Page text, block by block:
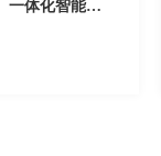
嘉为蓝鲸携手麒麟软件共建平台化、一体化智能运维解决方案